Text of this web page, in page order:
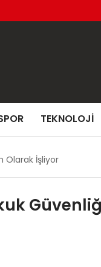
TEKNOLOJI
Olarak İşliyor